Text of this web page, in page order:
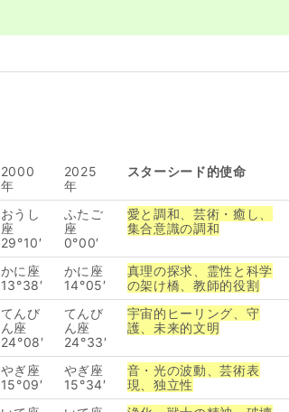
2000
年
2025
年
スターシード的使命
おうし
座
29°10′
ふたご
座
0°00′
愛と調和、芸術・癒し、
集合意識の調和
かに座
13°38′
かに座
14°05′
真理の探求、霊性と科学
の架け橋、教師的役割
てんび
ん座
24°08′
てんび
ん座
24°33′
宇宙的ヒーリング、守
護、未来的文明
やぎ座
15°09′
やぎ座
15°34′
音・光の波動、芸術表
現、独立性